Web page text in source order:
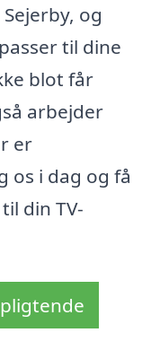
og
til dine
blot får
arbejder
er
os i dag og få
din TV-